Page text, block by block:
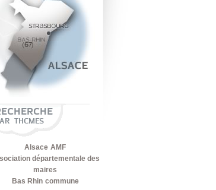
THCMES
Alsace AMF
départementale des
maires
Bas Rhin commune